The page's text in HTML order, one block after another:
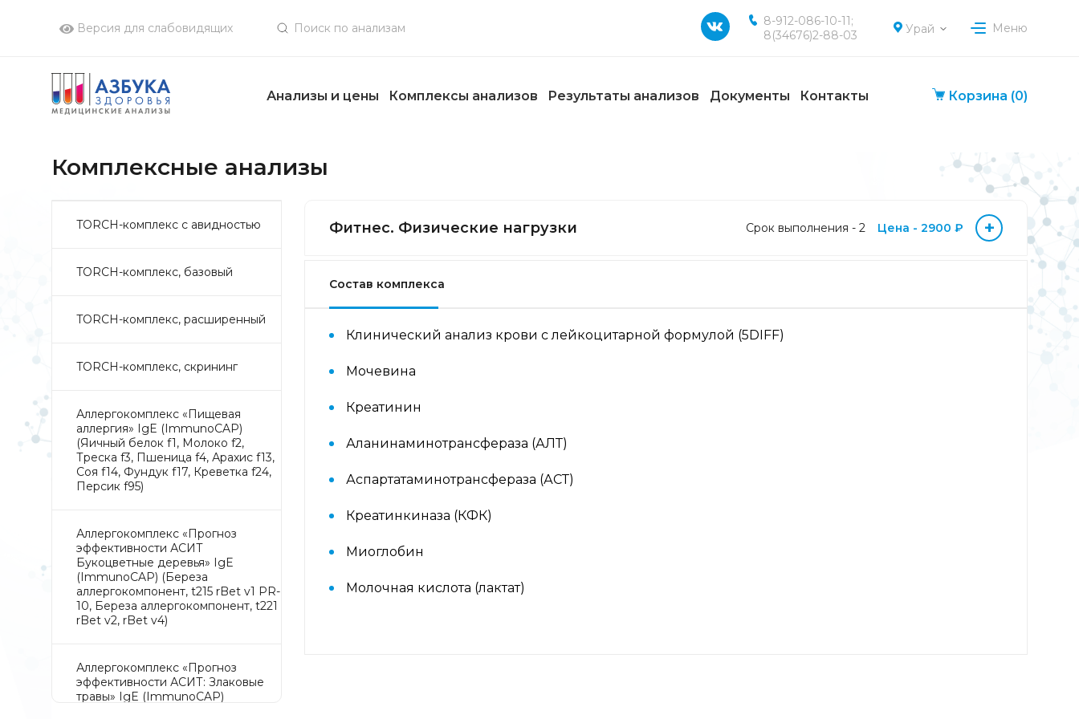
Версия для слабовидящих
8-912-086-10-11;
8(34676)2-88-03
Урай Меню
Анализы и цены Комплексы анализов Результаты анализов Документы Контакты Корзина (0)
Комплексные анализы
TORCH-комплекс с авидностью
TORCH-комплекс, базовый
TORCH-комплекс, расширенный
TORCH-комплекс, скрининг
Аллергокомплекс «Пищевая
аллергия» IgE (ImmunoCAP)
(Яичный белок f1, Молоко f2,
Треска f3, Пшеница f4, Арахис f13,
Соя f14, Фундук f17, Креветка f24,
Персик f95)
Аллергокомплекс «Прогноз
эффективности АСИТ
Букоцветные деревья» IgE
(ImmunoCAP) (Береза
аллергокомпонент, t215 rBet v1 PR-
10, Береза аллергокомпонент, t221
rBet v2, rBet v4)
Аллергокомплекс «Прогноз
эффективности АСИТ: Злаковые
травы» IgE (ImmunoCAP)
Фитнес. Физические нагрузки Срок выполнения - 2 Цена - 2900 ₽ +
Состав комплекса
Клинический анализ крови с лейкоцитарной формулой (5DIFF)
Мочевина
Креатинин
Аланинаминотрансфераза (АЛТ)
Аспартатаминотрансфераза (АСТ)
Креатинкиназа (КФК)
Миоглобин
Молочная кислота (лактат)